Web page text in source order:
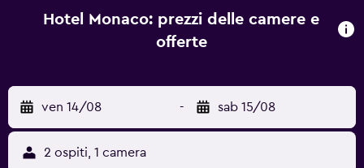
business e amministrativo con il Monumento Bayterek è
raggiungibile in 5 minuti di auto. L'Aeroporto più vicino è
Hotel Monaco: prezzi delle camere e
offerte
ven 14/08 - sab 15/08
2 ospiti, 1 camera